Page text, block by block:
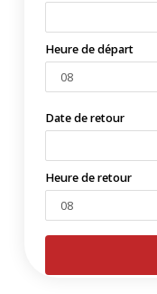
Heure de départ
Date de retour
Heure de retour